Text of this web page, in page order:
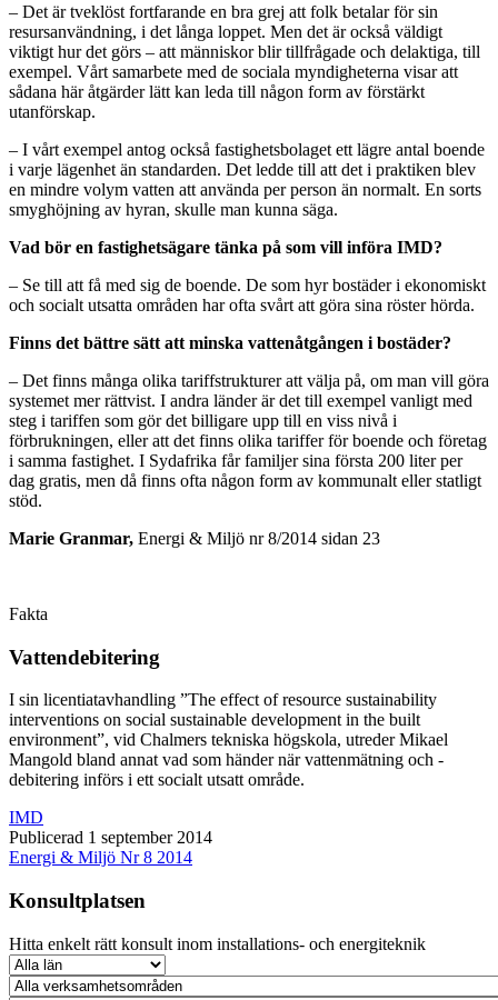
– Det är tveklöst fortfarande en bra grej att folk betalar för sin
resursanvändning, i det långa loppet. Men det är också väldigt
viktigt hur det görs – att människor blir tillfrågade och delaktiga, till
exempel. Vårt samarbete med de sociala myndigheterna visar att
sådana här åtgärder lätt kan leda till någon form av förstärkt
utanförskap.
– I vårt exempel antog också fastighetsbolaget ett lägre antal boende
i varje lägenhet än standarden. Det ledde till att det i praktiken blev
en mindre volym vatten att använda per person än normalt. En sorts
smyghöjning av hyran, skulle man kunna säga.
Vad bör en fastighetsägare tänka på som vill införa IMD?
– Se till att få med sig de boende. De som hyr bostäder i ekonomiskt
och socialt utsatta områden har ofta svårt att göra sina röster hörda.
Finns det bättre sätt att minska vattenåtgången i bostäder?
– Det finns många olika tariffstrukturer att välja på, om man vill göra
systemet mer rättvist. I andra länder är det till exempel vanligt med
steg i tariffen som gör det billigare upp till en viss nivå i
förbrukningen, eller att det finns olika tariffer för boende och företag
i samma fastighet. I Sydafrika får familjer sina första 200 liter per
dag gratis, men då finns ofta någon form av kommunalt eller statligt
stöd.
Marie Granmar, Energi & Miljö nr 8/2014 sidan 23
Fakta
Vattendebitering
I sin licentiatavhandling ”The effect of resource sustainability
interventions on social sustainable development in the built
environment”, vid Chalmers tekniska högskola, utreder Mikael
Mangold bland annat vad som händer när vattenmätning och -
debitering införs i ett socialt utsatt område.
IMD
Publicerad 1 september 2014
Energi & Miljö Nr 8 2014
Konsultplatsen
Hitta enkelt rätt konsult inom installations- och energiteknik